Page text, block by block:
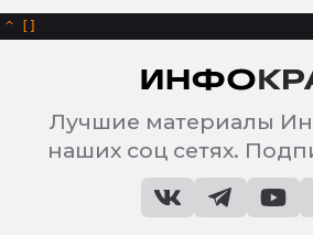
^
Лучшие материалы
наших соц сетях.